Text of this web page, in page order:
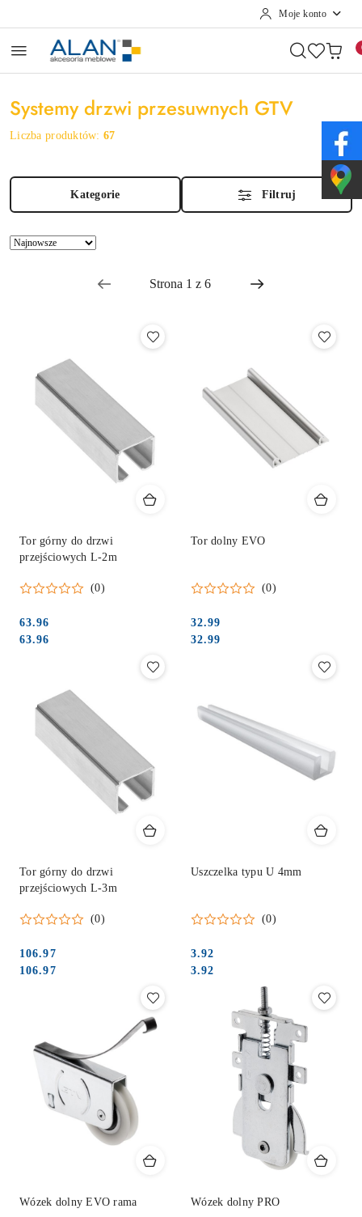
Moje konto
Systemy drzwi przesuwnych GTV
Liczba produktów:67
Kategorie Filtruj
Zastosowano
Sortuj
Tor górny do drzwi
przejściowych L-2m
(0)
Cena:
63.96
Cena:
63.96
Tor dolny EVO
(0)
Cena:
32.99
Cena:
32.99
Tor górny do drzwi
przejściowych L-3m
(0)
Cena:
106.97
Cena:
106.97
Uszczelka typu U 4mm
(0)
Cena:
3.92
Cena:
3.92
Wózek dolny EVO rama Wózek dolny PRO